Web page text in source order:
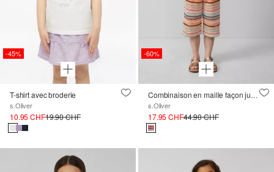
-45%
T-shirt avec broderie
s.Oliver
10.95 CHF19.90 CHF
-60%
Combinaison en maille façon jupe-culotte à doublure en jersey
s.Oliver
17.95 CHF44.90 CHF